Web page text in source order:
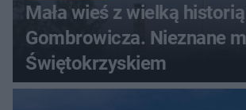
Mała wieś z wielką
Gombrowicza. Nieznane
Świętokrzyskiem